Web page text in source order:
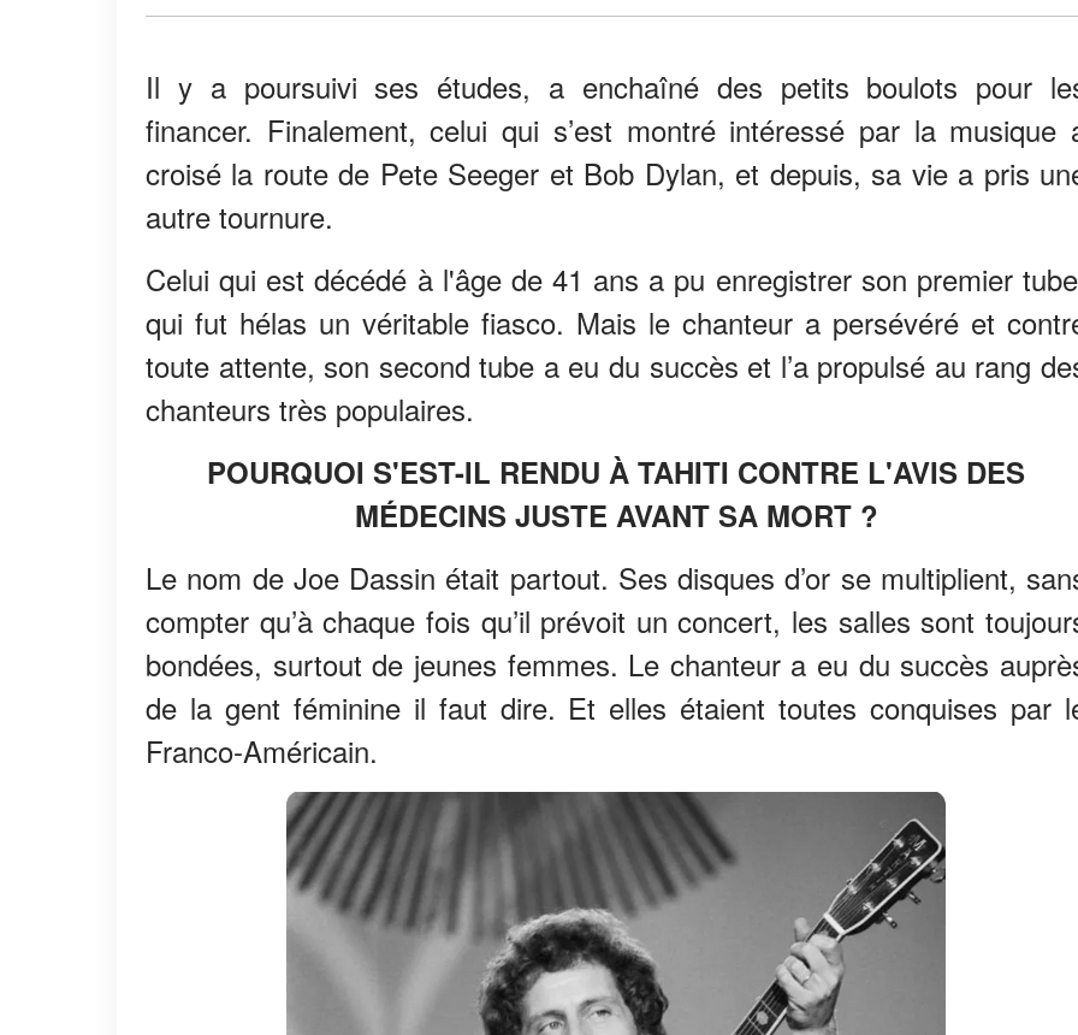
Il y a poursuivi ses études, a enchaîné des petits boulots pour
financer. Finalement, celui qui s’est montré intéressé par la musique
croisé la route de Pete Seeger et Bob Dylan, et depuis, sa vie a pris
autre tournure.
Celui qui est décédé à l'âge de 41 ans a pu enregistrer son premier
qui fut hélas un véritable fiasco. Mais le chanteur a persévéré et
toute attente, son second tube a eu du succès et l’a propulsé au rang
chanteurs très populaires.
POURQUOI S'EST-IL RENDU À TAHITI CONTRE L'AVIS DES
MÉDECINS JUSTE AVANT SA MORT ?
Le nom de Joe Dassin était partout. Ses disques d’or se multiplient,
compter qu’à chaque fois qu’il prévoit un concert, les salles sont
bondées, surtout de jeunes femmes. Le chanteur a eu du succès
de la gent féminine il faut dire. Et elles étaient toutes conquises par
Franco-Américain.